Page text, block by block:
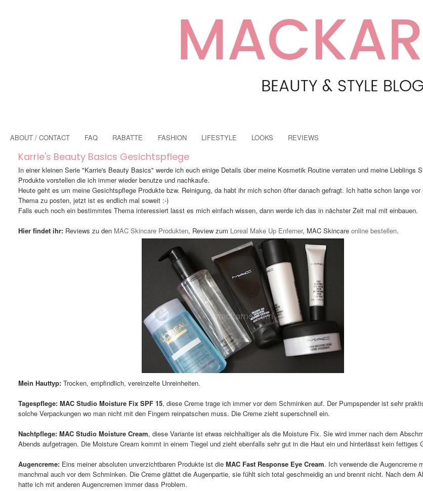
ABOUT / CONTACT FAQ RABATTE FASHION LIFESTYLE LOOKS REVIEWS
Karrie's Beauty Basics Gesichtspflege
In einer kleinen Serie "Karrie's Beauty Basics" werde ich euch einige Details über meine Kosmetik Routine verraten und meine Lieblings
Produkte vorstellen die ich immer wieder benutze und nachkaufe.
Heute geht es um meine Gesichtspflege Produkte bzw. Reinigung, da habt ihr mich schon öfter danach gefragt. Ich hatte schon lange vor
Thema zu posten, jetzt ist es endlich mal soweit :-)
Falls euch noch ein bestimmtes Thema interessiert lasst es mich einfach wissen, dann werde ich das in nächster Zeit mal mit einbauen.
Hier findet ihr: Reviews zu den MAC Skincare Produkten, Review zum Loreal Make Up Enferner, MAC Skincareonline bestellen.
Mein Hauttyp: Trocken, empfindlich, vereinzelte Unreinheiten.
Tagespflege: MAC Studio Moisture Fix SPF 15, diese Creme trage ich immer vor dem Schminken auf. Der Pumpspender ist sehr
solche Verpackungen wo man nicht mit den Fingern reinpatschen muss. Die Creme zieht superschnell ein.
Nachtpflege: MAC Studio Moisture Cream, diese Variante ist etwas reichhaltiger als die Moisture Fix. Sie wird immer nach dem
Abends aufgetragen. Die Moisture Cream kommt in einem Tiegel und zieht ebenfalls sehr gut in die Haut ein und hinterlässt kein fettiges
Augencreme: Eins meiner absoluten unverzichtbaren Produkte ist dieMAC Fast Response Eye Cream. Ich verwende die Augencreme
manchmal auch vor dem Schminken. Die Creme glättet die Augenpartie, sie fühlt sich total geschmeidig an und brennt nicht. Nach dem
hatte ich mit anderen Augencremen immer dass Problem.